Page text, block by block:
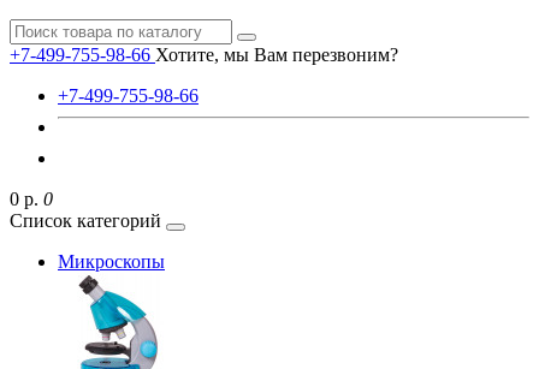
+7-499-755-98-66 Хотите, мы Вам перезвоним?
+7-499-755-98-66
0 р. 0
Список категорий
Микроскопы